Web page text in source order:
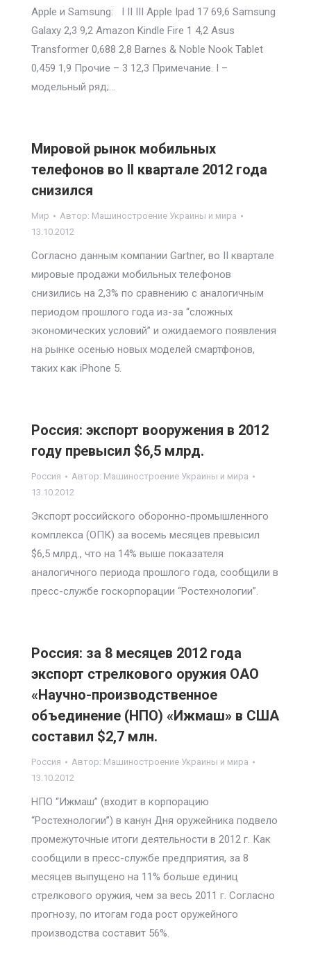
Apple и Samsung: I II III Apple Ipad 17 69,6 Samsung
Galaxy 2,3 9,2 Amazon Kindle Fire 1 4,2 Asus
Transformer 0,688 2,8 Barnes & Noble Nook Tablet
0,459 1,9 Прочие – 3 12,3 Примечание. I –
модельный ряд;…
Мировой рынок мобильных
телефонов во II квартале 2012 года
снизился
Мир Автор: Машиностроение Украины и мира
13.10.2012
Согласно данным компании Gartner, во II квартале
мировые продажи мобильных телефонов
снизились на 2,3% по сравнению с аналогичным
периодом прошлого года из-за “сложных
экономических условий” и ожидаемого появления
на рынке осенью новых моделей смартфонов,
таких как iPhone 5.
Россия: экспорт вооружения в 2012
году превысил $6,5 млрд.
Россия Автор: Машиностроение Украины и мира
13.10.2012
Экспорт российского оборонно-промышленного
комплекса (ОПК) за восемь месяцев превысил
$6,5 млрд., что на 14% выше показателя
аналогичного периода прошлого года, сообщили в
пресс-службе госкорпорации “Ростехнологии”.
Россия: за 8 месяцев 2012 года
экспорт стрелкового оружия ОАО
«Научно-производственное
объединение (НПО) «Ижмаш» в США
составил $2,7 млн.
Россия Автор: Машиностроение Украины и мира
13.10.2012
НПО “Ижмаш” (входит в корпорацию
“Ростехнологии”) в канун Дня оружейника подвело
промежуточные итоги деятельности в 2012 г. Как
сообщили в пресс-службе предприятия, за 8
месяцев выпущено на 11% больше единиц
стрелкового оружия, чем за весь 2011 г. Согласно
прогнозу, по итогам года рост оружейного
производства составит 56%.